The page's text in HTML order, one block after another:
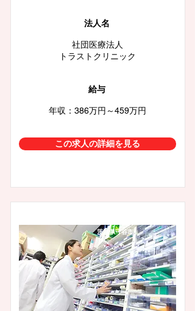
法人名
社団医療法人
トラストクリニック
給与
年収：386万円～459万円
この求人の詳細を見る
茨城県守谷市